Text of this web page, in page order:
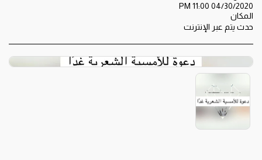
04/30/2020 11:00 PM
المكان
حدث يتم عبر الإنترنت